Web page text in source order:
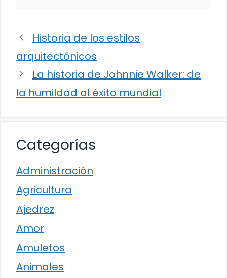
Historia de los estilos
arquitectónicos
La historia de Johnnie Walker: de
la humildad al éxito mundial
Categorías
Administración
Agricultura
Ajedrez
Amor
Amuletos
Animales